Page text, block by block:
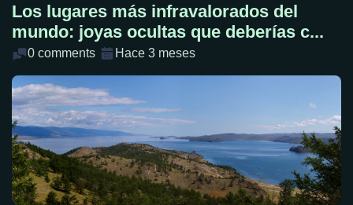
Los lugares más infravalorados del
mundo: joyas ocultas que deberías c...
0 comments Hace 3 meses